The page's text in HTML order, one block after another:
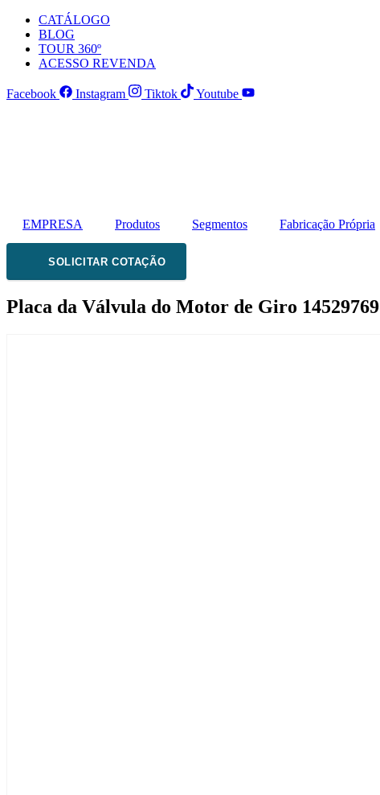
para
conteúdo
CATÁLOGO
BLOG
TOUR 360º
ACESSO REVENDA
Facebook Instagram Tiktok Youtube
EMPRESA Produtos Segmentos Fabricação Própria
SOLICITAR COTAÇÃO
Placa da Válvula do Motor de Giro 14529769